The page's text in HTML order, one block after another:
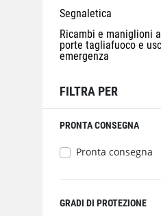
Segnaletica
Ricambi e maniglioni antipanico per
porte tagliafuoco e
emergenza
FILTRA PER
PRONTA CONSEGNA
Pronta consegna
GRADI DI PROTEZIONE